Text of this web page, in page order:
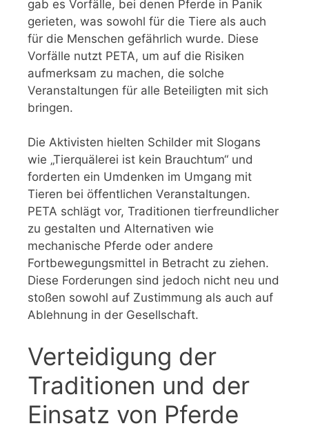
gab es Vorfälle, bei denen Pferde in Panik
gerieten, was sowohl für die Tiere als auch
für die Menschen gefährlich wurde. Diese
Vorfälle nutzt PETA, um auf die Risiken
aufmerksam zu machen, die solche
Veranstaltungen für alle Beteiligten mit sich
bringen.
Die Aktivisten hielten Schilder mit Slogans
wie „Tierquälerei ist kein Brauchtum“ und
forderten ein Umdenken im Umgang mit
Tieren bei öffentlichen Veranstaltungen.
PETA schlägt vor, Traditionen tierfreundlicher
zu gestalten und Alternativen wie
mechanische Pferde oder andere
Fortbewegungsmittel in Betracht zu ziehen.
Diese Forderungen sind jedoch nicht neu und
stoßen sowohl auf Zustimmung als auch auf
Ablehnung in der Gesellschaft.
Verteidigung der
Traditionen und der
Einsatz von Pferde